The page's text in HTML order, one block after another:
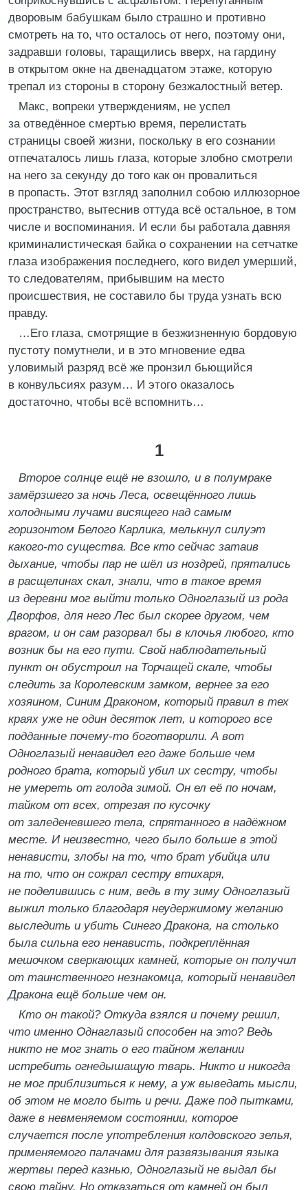
дворовым бабушкам было страшно и противно
смотреть на то, что осталось от него, поэтому они,
задравши головы, таращились вверх, на гардину
в открытом окне на двенадцатом этаже, которую
трепал из стороны в сторону безжалостный ветер.
Макс, вопреки утверждениям, не успел
за отведённое смертью время, перелистать
страницы своей жизни, поскольку в его сознании
отпечаталось лишь глаза, которые злобно смотрели
на него за секунду до того как он провалиться
в пропасть. Этот взгляд заполнил собою иллюзорное
пространство, вытеснив оттуда всё остальное, в том
числе и воспоминания. И если бы работала давняя
криминалистическая байка о сохранении на сетчатке
глаза изображения последнего, кого видел умерший,
то следователям, прибывшим на место
происшествия, не составило бы труда узнать всю
правду.
…Его глаза, смотрящие в безжизненную бордовую
пустоту помутнели, и в это мгновение едва
уловимый разряд всё же пронзил бьющийся
в конвульсиях разум… И этого оказалось
достаточно, чтобы всё вспомнить…
1
Второе солнце ещё не взошло, и в полумраке
замёрзшего за ночь Леса, освещённого лишь
холодными лучами висящего над самым
горизонтом Белого Карлика, мелькнул силуэт
какого-то существа. Все кто сейчас затаив
дыхание, чтобы пар не шёл из ноздрей, прятались
в расщелинах скал, знали, что в такое время
из деревни мог выйти только Одноглазый из рода
Дворфов, для него Лес был скорее другом, чем
врагом, и он сам разорвал бы в клочья любого, кто
возник бы на его пути. Свой наблюдательный
пункт он обустроил на Торчащей скале, чтобы
следить за Королевским замком, вернее за его
хозяином, Синим Драконом, который правил в тех
краях уже не один десяток лет, и которого все
подданные почему-то боготворили. А вот
Одноглазый ненавидел его даже больше чем
родного брата, который убил их сестру, чтобы
не умереть от голода зимой. Он ел её по ночам,
тайком от всех, отрезая по кусочку
от заледеневшего тела, спрятанного в надёжном
месте. И неизвестно, чего было больше в этой
ненависти, злобы на то, что брат убийца или
на то, что он сожрал сестру втихаря,
не поделившись с ним, ведь в ту зиму Одноглазый
выжил только благодаря неудержимому желанию
выследить и убить Синего Дракона, на столько
была сильна его ненависть, подкреплённая
мешочком сверкающих камней, которые он получил
от таинственного незнакомца, который ненавидел
Дракона ещё больше чем он.
Кто он такой? Откуда взялся и почему решил,
что именно Однаглазый способен на это? Ведь
никто не мог знать о его тайном желании
истребить огнедышащую тварь. Никто и никогда
не мог приблизиться к нему, а уж выведать мысли,
об этом не могло быть и речи. Даже под пытками,
даже в невменяемом состоянии, которое
случается после употребления колдовского зелья,
применяемого палачами для развязывания языка
жертвы перед казнью, Одноглазый не выдал бы
свою тайну. Но отказаться от камней он был